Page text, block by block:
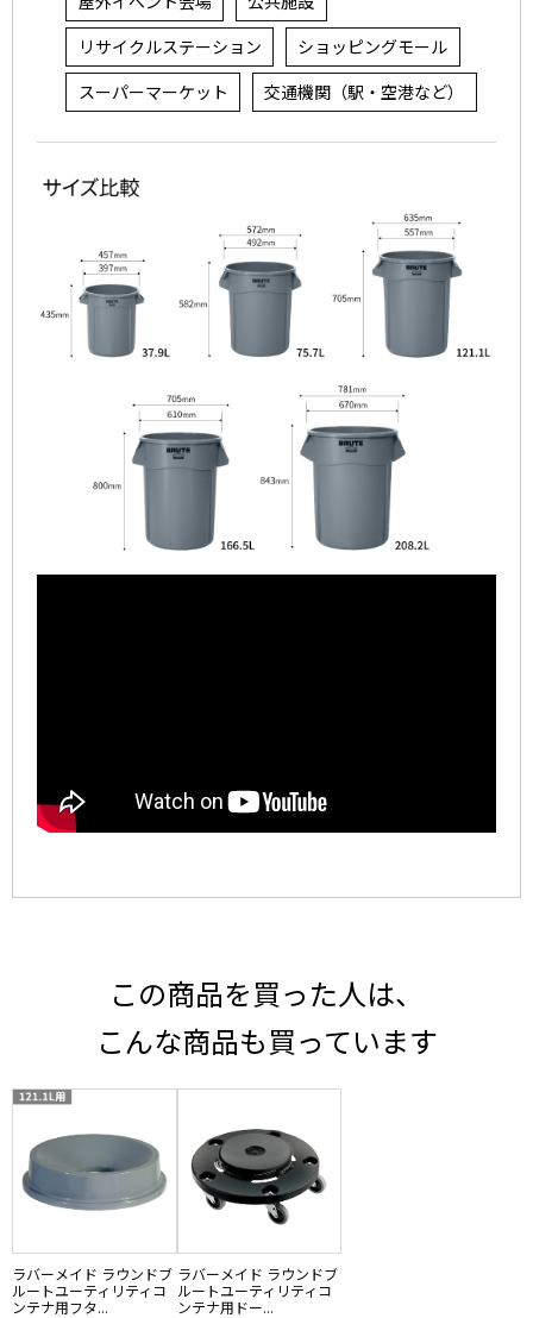
リサイクルステーション
ショッピングモール
スーパーマーケット
交通機関（駅・空港など）
この商品を買った人は、
こんな商品も買っています
ラバーメイド ラウンドブ
ルートユーティリティコ
ンテナ用フタ...
ラバーメイド ラウンドブ
ルートユーティリティコ
ンテナ用ドー...